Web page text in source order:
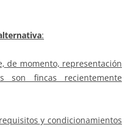
:
de momento, representación
son fincas recientemente
y condicionamientos